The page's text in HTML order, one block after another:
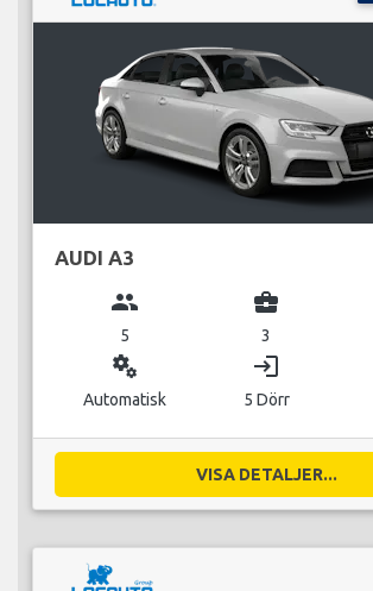
AUDI A3
group
5
business_center
3
miscellaneous_services
Automatisk
login
5 Dörr
VISA DETALJER...